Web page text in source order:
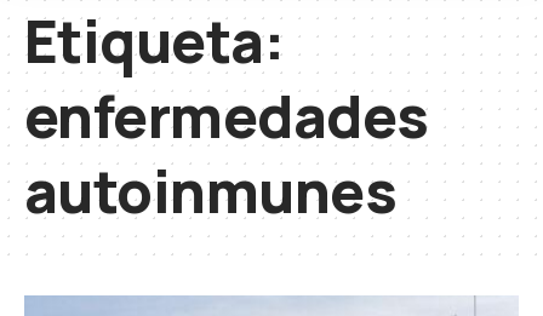
Etiqueta:
enfermedades
autoinmunes